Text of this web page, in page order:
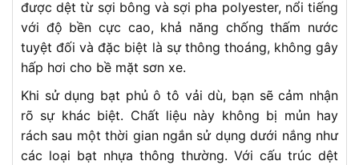
được dệt từ sợi bông và sợi pha polyester, nổi tiếng
với độ bền cực cao, khả năng chống thấm nước
tuyệt đối và đặc biệt là sự thông thoáng, không gây
hấp hơi cho bề mặt sơn xe.
Khi sử dụng bạt phủ ô tô vải dù, bạn sẽ cảm nhận
rõ sự khác biệt. Chất liệu này không bị mủn hay
rách sau một thời gian ngắn sử dụng dưới nắng như
các loại bạt nhựa thông thường. Với cấu trúc dệt